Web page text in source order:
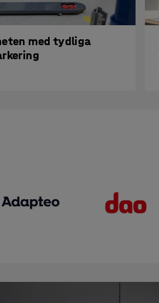
med tydliga